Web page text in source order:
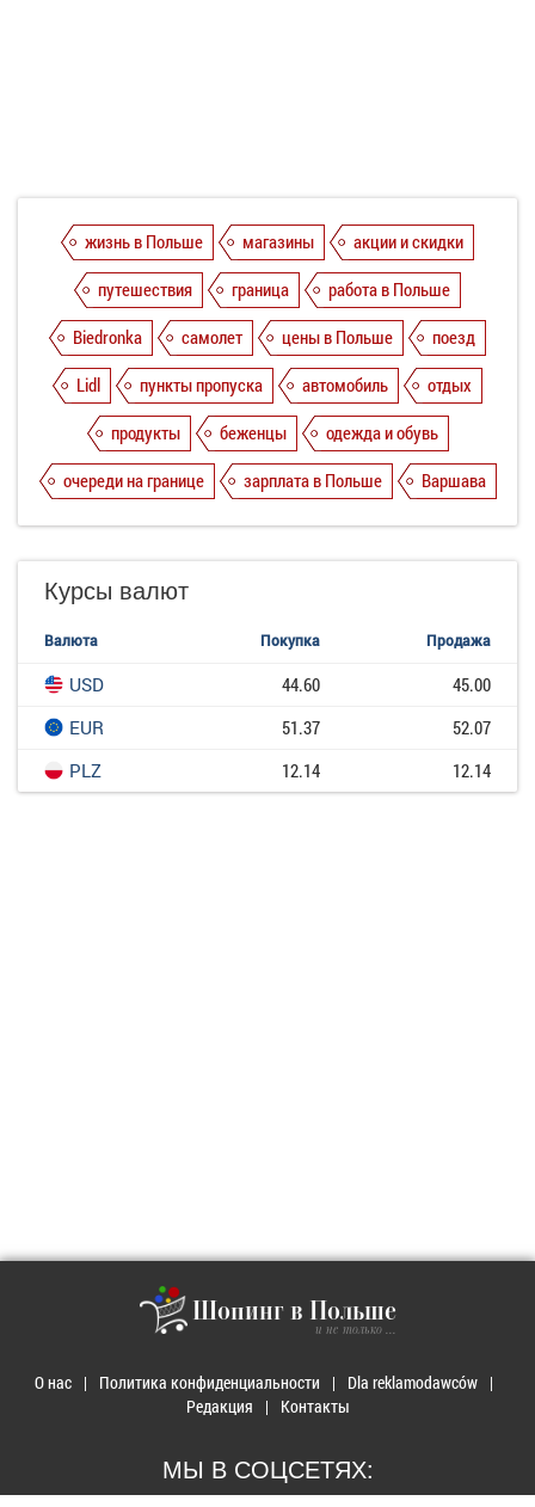
жизнь в Польше магазины
акции и скидки
путешествия
граница
работа в Польше
Biedronka
самолет цены в Польше
поезд
Lidl
пункты пропуска автомобиль
отдых
продукты
беженцы
одежда и обувь
очереди на границе
зарплата в Польше Варшава
Курсы валют
Валюта Покупка Продажа
USD 44.60
45.00
EUR
51.37
52.07
PLZ
12.14 12.14
Шопинг в Польше
и не только ...
О нас Политика конфиденциальности
Dla reklamodawców
Редакция
Контакты
МЫ В СОЦСЕТЯХ: